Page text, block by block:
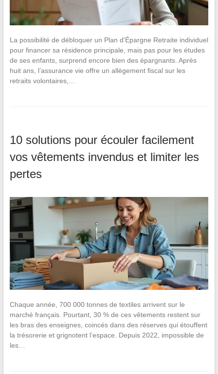
La possibilité de débloquer un Plan d’Épargne Retraite individuel
pour financer sa résidence principale, mais pas pour les études
de ses enfants, surprend encore bien des épargnants. Après
huit ans, l’assurance vie offre un allègement fiscal sur les
retraits volontaires,…
10 solutions pour écouler facilement
vos vêtements invendus et limiter les
pertes
Chaque année, 700 000 tonnes de textiles arrivent sur le
marché français. Pourtant, 30 % de ces vêtements restent sur
les bras des enseignes, coincés dans des réserves qui étouffent
la trésorerie et grignotent l’espace. Depuis 2022, impossible de
les…